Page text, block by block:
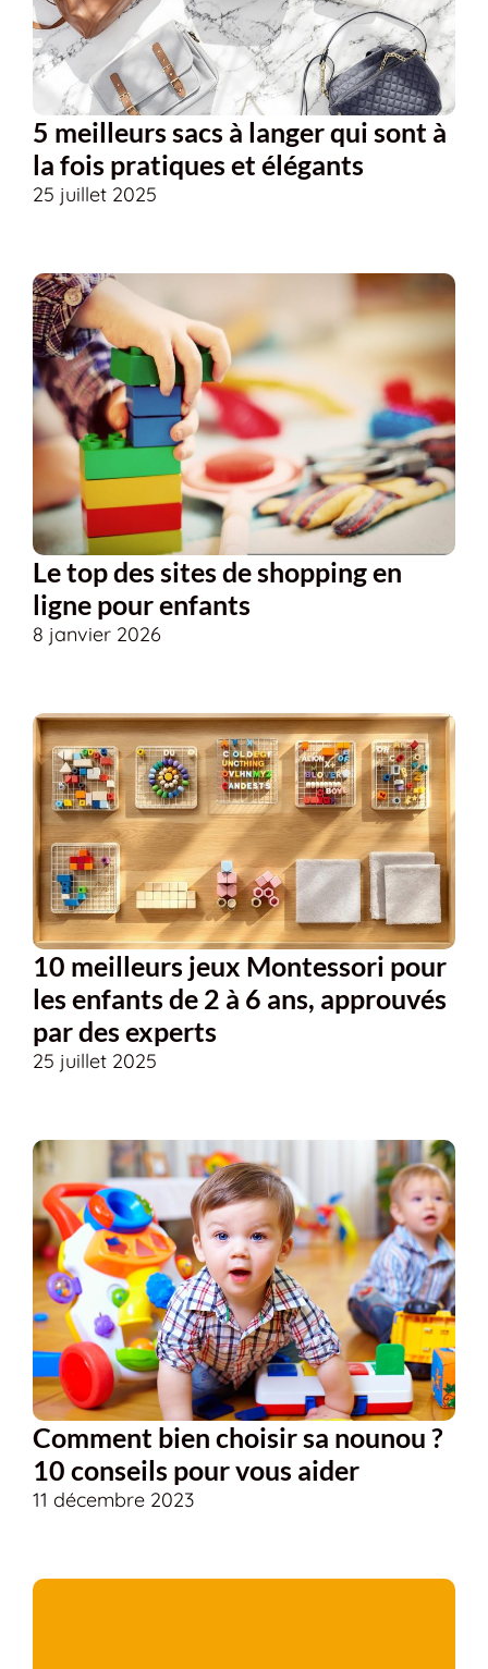
5 meilleurs sacs à langer qui sont à
la fois pratiques et élégants
25 juillet 2025
Le top des sites de shopping en
ligne pour enfants
8 janvier 2026
10 meilleurs jeux Montessori pour
les enfants de 2 à 6 ans, approuvés
par des experts
25 juillet 2025
Comment bien choisir sa nounou ?
10 conseils pour vous aider
11 décembre 2023